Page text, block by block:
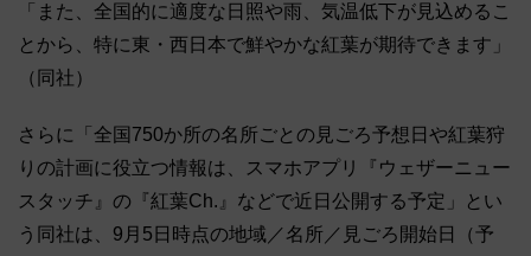
「また、全国的に適度な日照や雨、気温低下が見込めるこ
とから、特に東・西日本で鮮やかな紅葉が期待できます」
（同社）
さらに「全国750か所の名所ごとの見ごろ予想日や紅葉狩
りの計画に役立つ情報は、スマホアプリ『ウェザーニュー
スタッチ』の『紅葉Ch.』などで近日公開する予定」とい
う同社は、9月5日時点の地域／名所／見ごろ開始日（予